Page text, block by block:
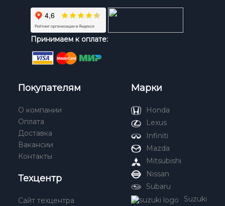
Принимаем к оплате:
Покупателям
О компании
Оплата
Доставка
Вакансии
Контакты
Техцентр
Сайт техцентра
Марки
Honda
Lexus
Infiniti
Mazda
Mitsubishi
Nissan
Subaru
Suzuki